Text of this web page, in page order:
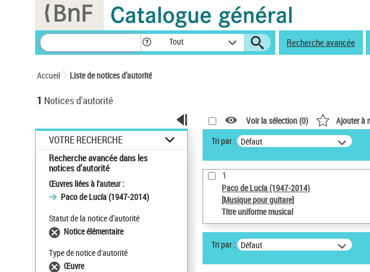
Tout Recherche avancée
Accueil Liste de notices d’autorité
1 Notices d'autorité
VOTRE RECHERCHE
Recherche avancée dans les
notices d’autorité
Œuvres liées à l'auteur :
Paco de Lucía (1947-2014)
Statut de la notice d’autorité
Notice élémentaire
Type de notice d'autorité
Œuvre
Voir la sélection (0) Ajouter à
Tri par : Défaut
1
Paco de Lucía (1947-2014)
[Musique pour guitare]
Titre uniforme musical
Tri par : Défaut
Panneau de gestion des cookies